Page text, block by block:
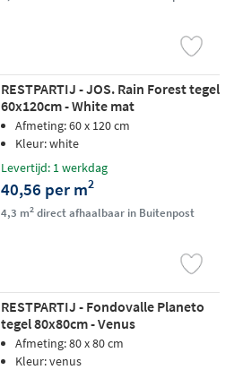
RESTPARTIJ - JOS. Rain Forest tegel
60x120cm - White mat
Afmeting: 60 x 120 cm
Kleur: white
Levertijd: 1 werkdag
40,56 per m2
4,3 m2direct afhaalbaar in Buitenpost
RESTPARTIJ - Fondovalle Planeto
tegel 80x80cm - Venus
Afmeting: 80 x 80 cm
Kleur: venus